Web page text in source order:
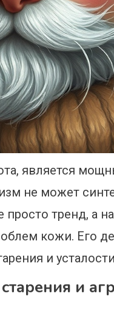
является
не может
тренд, а
кожи. Его
и
и